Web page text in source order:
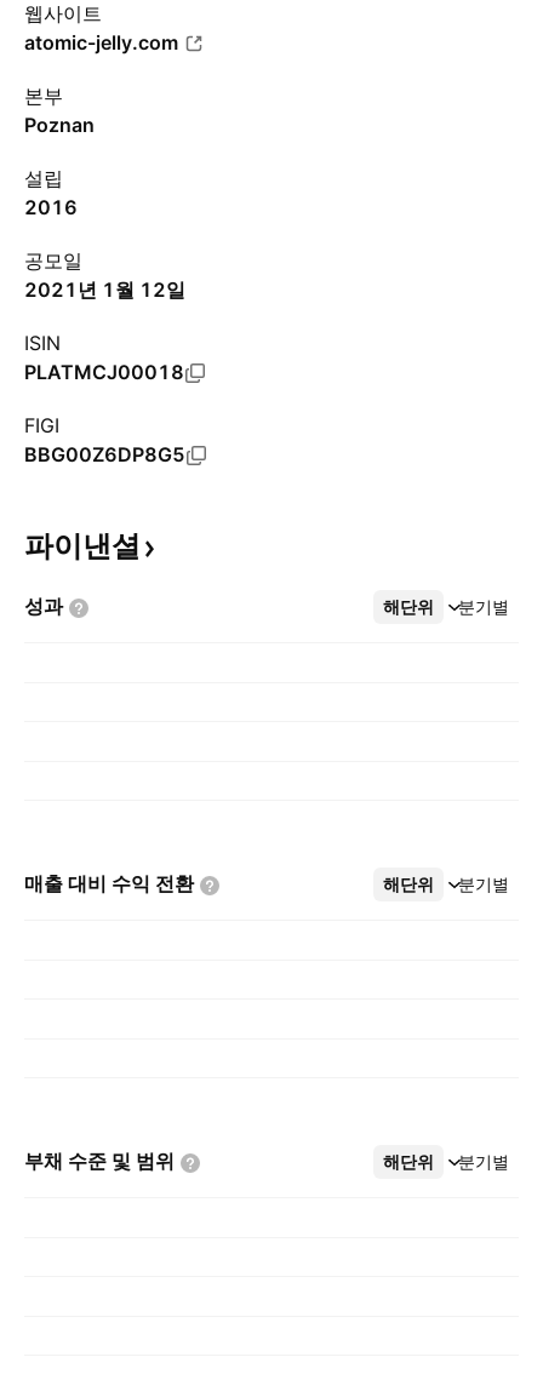
웹사이트
atomic-jelly.com
본부
Poznan
설립
2016
공모일
2021년 1월 12일
ISIN
PLATMCJ00018
FIGI
BBG00Z6DP8G5
파이낸셜
성과 해단위 분기별
더보기
매출 대비 수익 전환 해단위 분기별
더보기
부채 수준 및 범위 해단위 분기별
더보기